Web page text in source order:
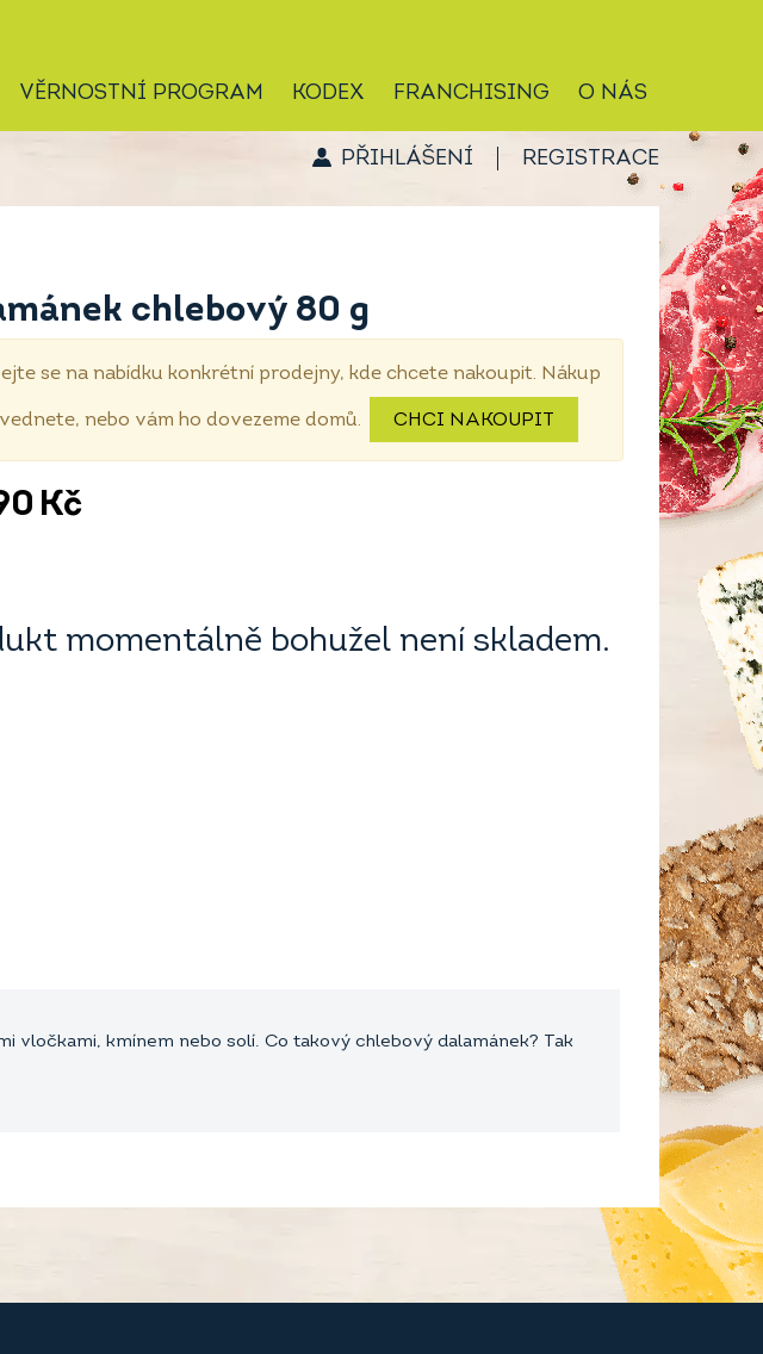
VĚRNOSTNÍ PROGRAM KODEX FRANCHISING O NÁS
PŘIHLÁŠENÍ REGISTRACE
chlebový 80 g
se na nabídku konkrétní prodejny, kde chcete nakoupit. Nákup
nebo vám ho dovezeme domů. CHCI NAKOUPIT
Kč
momentálně bohužel není skladem.
vločkami, kmínem nebo solí. Co takový chlebový dalamánek? Tak